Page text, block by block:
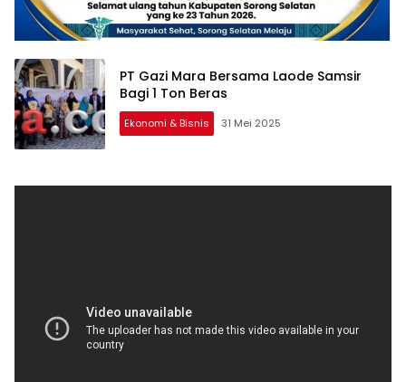
PT Gazi Mara Bersama Laode Samsir
Bagi 1 Ton Beras
Ekonomi & Bisnis 31 Mei 2025